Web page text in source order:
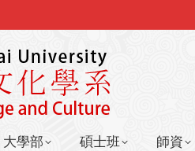
大學部 碩士班 師資
大學部 碩士班 師資